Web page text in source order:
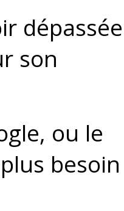
son
ou le